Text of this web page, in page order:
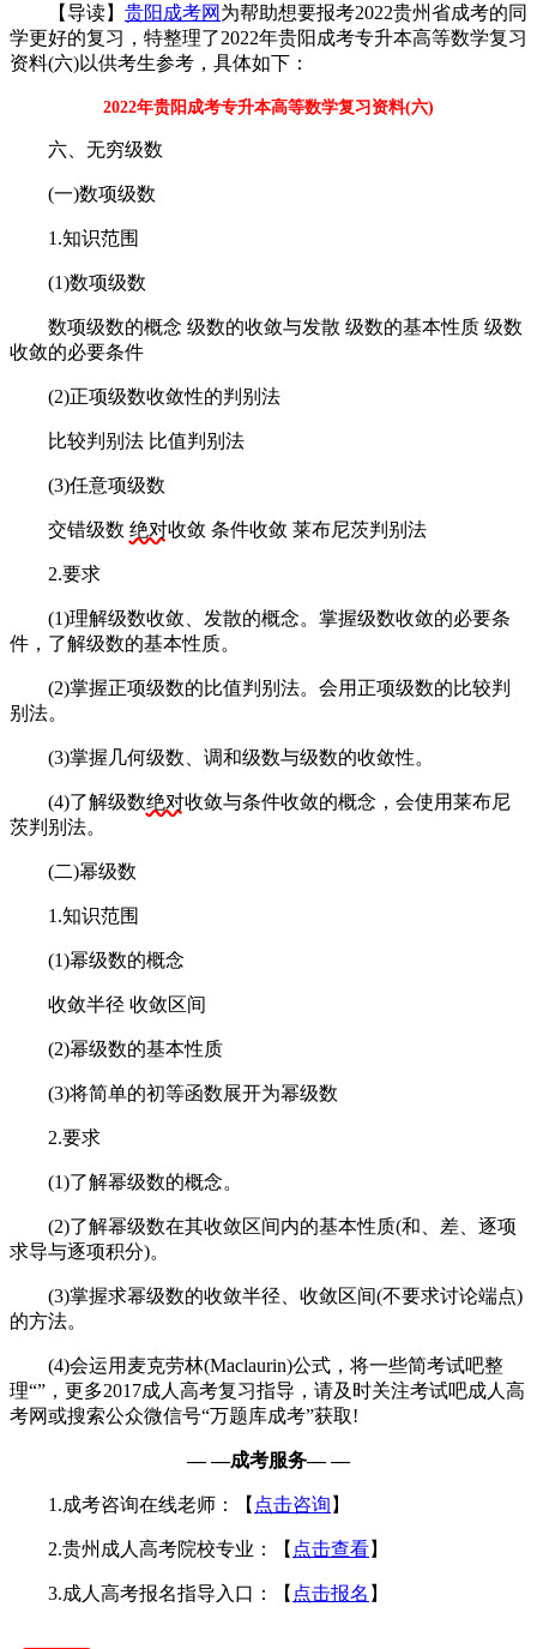
【导读】 贵阳成考网 为帮助想要报考2022贵州省成考的同
学更好的复习，特整理了2022年贵阳成考专升本高等数学复习
资料(六)以供考生参考，具体如下：
2022年贵阳成考专升本高等数学复习资料(六)
六、无穷级数
(一)数项级数
1.知识范围
(1)数项级数
数项级数的概念 级数的收敛与发散 级数的基本性质 级数
收敛的必要条件
(2)正项级数收敛性的判别法
比较判别法 比值判别法
(3)任意项级数
交错级数 绝对收敛 条件收敛 莱布尼茨判别法
2.要求
(1)理解级数收敛、发散的概念。掌握级数收敛的必要条
件，了解级数的基本性质。
(2)掌握正项级数的比值判别法。会用正项级数的比较判
别法。
(3)掌握几何级数、调和级数与级数的收敛性。
(4)了解级数绝对收敛与条件收敛的概念，会使用莱布尼
茨判别法。
(二)幂级数
1.知识范围
(1)幂级数的概念
收敛半径 收敛区间
(2)幂级数的基本性质
(3)将简单的初等函数展开为幂级数
2.要求
(1)了解幂级数的概念。
(2)了解幂级数在其收敛区间内的基本性质(和、差、逐项
求导与逐项积分)。
(3)掌握求幂级数的收敛半径、收敛区间(不要求讨论端点)
的方法。
(4)会运用麦克劳林(Maclaurin)公式，将一些简考试吧整
理“”，更多2017成人高考复习指导，请及时关注考试吧成人高
考网或搜索公众微信号“万题库成考”获取!
— —成考服务— —
1.成考咨询在线老师：【 点击咨询 】
2.贵州成人高考院校专业：【 点击查看】
3.成人高考报名指导入口：【 点击报名 】